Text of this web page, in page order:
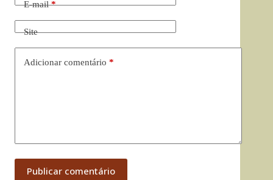
E-mail*
Site
Adicionar comentário *
Publicar comentário